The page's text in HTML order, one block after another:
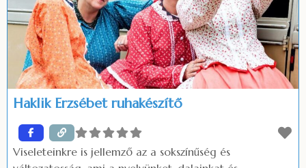
Haklik Erzsébet ruhakészítő
Viseleteinkre is jellemző az a sokszínűség és